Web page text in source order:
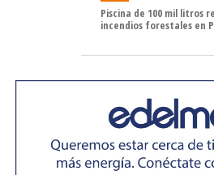
para cada temporada»
Por tal motivo, durante esta
de CONAF, junto al equipo del
el sector del Parque del Estrecho
a conocer la instalación de las
Piscina de 100 mil litros
incendios forestales en